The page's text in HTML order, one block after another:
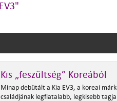
Kis „feszültség” Koreából
Minap debütált a Kia EV3, a koreai
családjának legfiatalabb, legkisebb